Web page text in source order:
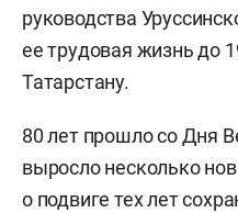
руководства
ее трудовая жизнь до
Татарстану.
80 лет прошло со Дня
выросло несколько
о подвиге тех лет